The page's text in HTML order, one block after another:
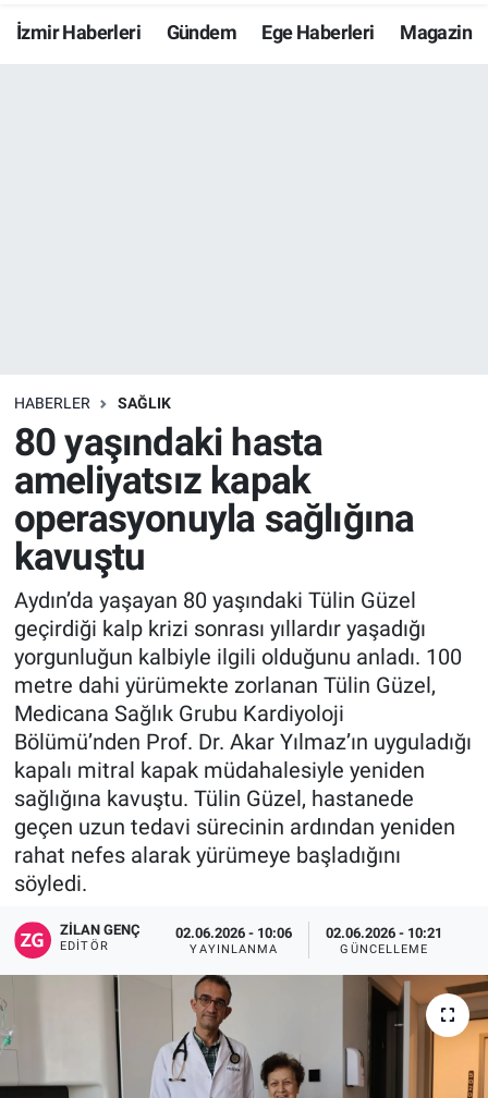
İzmir Haberleri Gündem Ege Haberleri Magazin
HABERLER SAĞLIK
80 yaşındaki hasta
ameliyatsız kapak
operasyonuyla sağlığına
kavuştu
Aydın’da yaşayan 80 yaşındaki Tülin Güzel
geçirdiği kalp krizi sonrası yıllardır yaşadığı
yorgunluğun kalbiyle ilgili olduğunu anladı. 100
metre dahi yürümekte zorlanan Tülin Güzel,
Medicana Sağlık Grubu Kardiyoloji
Bölümü’nden Prof. Dr. Akar Yılmaz’ın uyguladığı
kapalı mitral kapak müdahalesiyle yeniden
sağlığına kavuştu. Tülin Güzel, hastanede
geçen uzun tedavi sürecinin ardından yeniden
rahat nefes alarak yürümeye başladığını
söyledi.
ZILAN GENÇ
EDITÖR
02.06.2026 - 10:06
YAYINLANMA
02.06.2026 - 10:21
GÜNCELLEME
Resmi İlanlar